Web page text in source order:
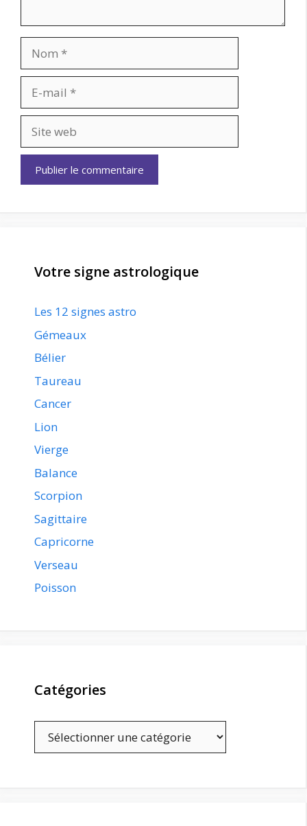
mail
web
Votre signe astrologique
Les 12 signes astro
Gémeaux
Bélier
Taureau
Cancer
Lion
Vierge
Balance
Scorpion
Sagittaire
Capricorne
Verseau
Poisson
Catégories